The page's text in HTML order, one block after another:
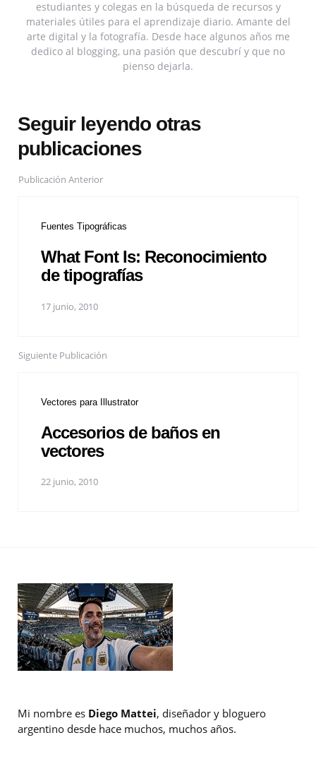
estudiantes y colegas en la búsqueda de recursos y
materiales útiles para el aprendizaje diario. Amante del
arte digital y la fotografía. Desde hace algunos años me
dedico al blogging, una pasión que descubrí y que no
pienso dejarla.
Seguir leyendo otras
publicaciones
Publicación Anterior
Fuentes Tipográficas
What Font Is: Reconocimiento
de tipografías
17 junio, 2010
Siguiente Publicación
Vectores para Illustrator
Accesorios de baños en
vectores
22 junio, 2010
Mi nombre es Diego Mattei, diseñador y bloguero
argentino desde hace muchos, muchos años.